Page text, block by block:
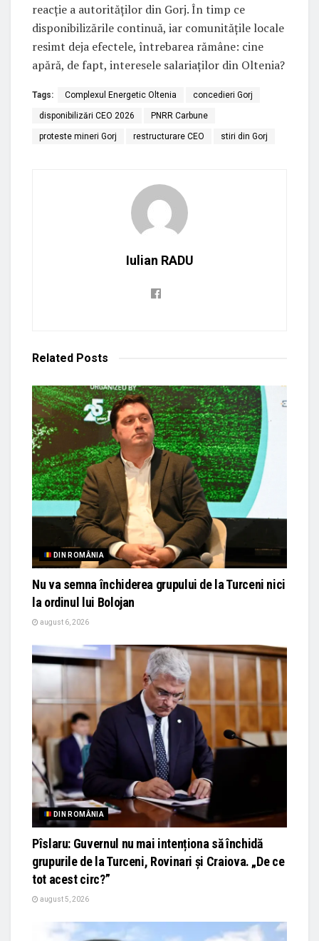
reacție a autorităților din Gorj. În timp ce
disponibilizările continuă, iar comunitățile locale
resimt deja efectele, întrebarea rămâne: cine
apără, de fapt, interesele salariaților din Oltenia?
Tags: Complexul Energetic Oltenia concedieri Gorj
disponibilizări CEO 2026 PNRR Carbune
proteste mineri Gorj restructurare CEO stiri din Gorj
Iulian RADU
Related Posts
DIN ROMÂNIA
Nu va semna închiderea grupului de la Turceni nici
la ordinul lui Bolojan
august 6, 2026
DIN ROMÂNIA
Pîslaru: Guvernul nu mai intenționa să închidă
grupurile de la Turceni, Rovinari și Craiova. „De ce
tot acest circ?”
august 5, 2026